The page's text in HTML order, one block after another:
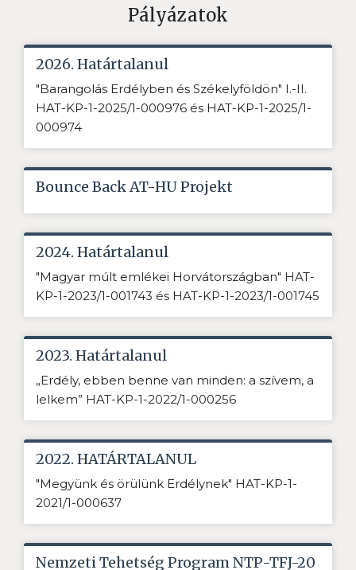
Pályázatok
2026. Határtalanul
"Barangolás Erdélyben és Székelyföldön" I.-II.
HAT-KP-1-2025/1-000976 és HAT-KP-1-2025/1-
000974
Bounce Back AT-HU Projekt
2024. Határtalanul
"Magyar múlt emlékei Horvátországban" HAT-
KP-1-2023/1-001743 és HAT-KP-1-2023/1-001745
2023. Határtalanul
„Erdély, ebben benne van minden: a szívem, a
lelkem” HAT-KP-1-2022/1-000256
2022. HATÁRTALANUL
"Megyünk és örülünk Erdélynek" HAT-KP-1-
2021/1-000637
Nemzeti Tehetség Program NTP-TFJ-20